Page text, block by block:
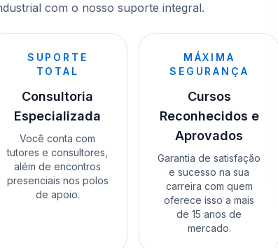
com o nosso suporte integral.
SUPORTE
TOTAL
Consultoria
Especializada
Você conta com
tutores e consultores,
além de encontros
presenciais nos polos
de apoio.
MÁXIMA
SEGURANÇA
Cursos
Reconhecidos e
Aprovados
Garantia de satisfação
e sucesso na sua
carreira com quem
oferece isso a mais
de 15 anos de
mercado.